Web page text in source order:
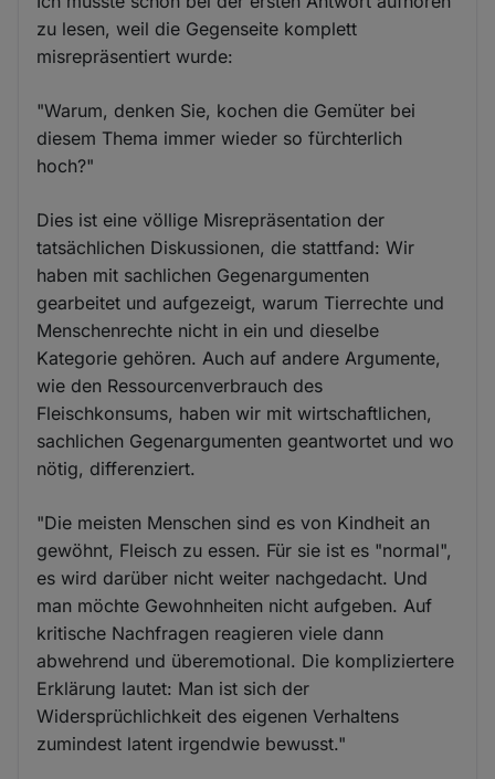
zu lesen, weil die Gegenseite komplett
misrepräsentiert wurde:
"Warum, denken Sie, kochen die Gemüter bei
diesem Thema immer wieder so fürchterlich
hoch?"
Dies ist eine völlige Misrepräsentation der
tatsächlichen Diskussionen, die stattfand: Wir
haben mit sachlichen Gegenargumenten
gearbeitet und aufgezeigt, warum Tierrechte und
Menschenrechte nicht in ein und dieselbe
Kategorie gehören. Auch auf andere Argumente,
wie den Ressourcenverbrauch des
Fleischkonsums, haben wir mit wirtschaftlichen,
sachlichen Gegenargumenten geantwortet und wo
nötig, differenziert.
"Die meisten Menschen sind es von Kindheit an
gewöhnt, Fleisch zu essen. Für sie ist es "normal",
es wird darüber nicht weiter nachgedacht. Und
man möchte Gewohnheiten nicht aufgeben. Auf
kritische Nachfragen reagieren viele dann
abwehrend und überemotional. Die kompliziertere
Erklärung lautet: Man ist sich der
Widersprüchlichkeit des eigenen Verhaltens
zumindest latent irgendwie bewusst."